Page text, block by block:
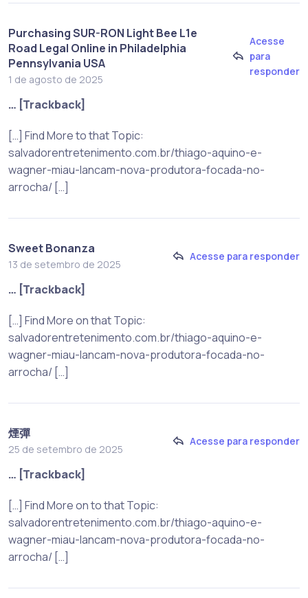
Purchasing SUR-RON Light Bee L1e
Road Legal Online in Philadelphia
Pennsylvania USA
1 de agosto de 2025
Acesse
para
responder
… [Trackback]
[…] Find More to that Topic:
salvadorentretenimento.com.br/thiago-aquino-e-
wagner-miau-lancam-nova-produtora-focada-no-
arrocha/ […]
Sweet Bonanza
13 de setembro de 2025
Acesse para responder
… [Trackback]
[…] Find More on that Topic:
salvadorentretenimento.com.br/thiago-aquino-e-
wagner-miau-lancam-nova-produtora-focada-no-
arrocha/ […]
煙彈
25 de setembro de 2025
Acesse para responder
… [Trackback]
[…] Find More on to that Topic:
salvadorentretenimento.com.br/thiago-aquino-e-
wagner-miau-lancam-nova-produtora-focada-no-
arrocha/ […]